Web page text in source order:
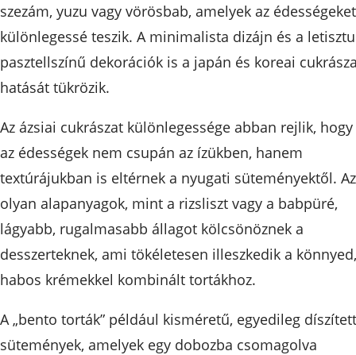
szezám, yuzu vagy vörösbab, amelyek az édességeket
különlegessé teszik. A minimalista dizájn és a
pasztellszínű dekorációk is a japán és koreai
hatását tükrözik.
Az ázsiai cukrászat különlegessége abban rejlik, hogy
az édességek nem csupán az ízükben, hanem
textúrájukban is eltérnek a nyugati süteményektől. Az
olyan alapanyagok, mint a rizsliszt vagy a babpüré,
lágyabb, rugalmasabb állagot kölcsönöznek a
desszerteknek, ami tökéletesen illeszkedik a könnyed,
habos krémekkel kombinált tortákhoz.
A „bento torták” például kisméretű, egyedileg díszített
sütemények, amelyek egy dobozba csomagolva